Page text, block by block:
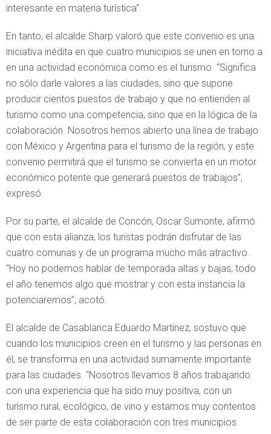
interesante en materia turística”.
En tanto, el alcalde Sharp valoró que este convenio es una
iniciativa inédita en que cuatro municipios se unen en torno a
en una actividad económica como es el turismo. “Significa
no sólo darle valores a las ciudades, sino que supone
producir cientos puestos de trabajo y que no entienden al
turismo como una competencia, sino que en la lógica de la
colaboración. Nosotros hemos abierto una línea de trabajo
con México y Argentina para el turismo de la región, y este
convenio permitirá que el turismo se convierta en un motor
económico potente que generará puestos de trabajos”,
expresó.
Por su parte, el alcalde de Concón, Oscar Sumonte, afirmó
que con esta alianza, los turistas podrán disfrutar de las
cuatro comunas y de un programa mucho más atractivo.
“Hoy no podemos hablar de temporada altas y bajas, todo
el año tenemos algo que mostrar y con esta instancia la
potenciaremos”, acotó.
El alcalde de Casablanca Eduardo Martínez, sostuvo que
cuando los municipios creen en el turismo y las personas en
él, se transforma en una actividad sumamente importante
para las ciudades. “Nosotros llevamos 8 años trabajando
con una experiencia que ha sido muy positiva, con un
turismo rural, ecológico, de vino y estamos muy contentos
de ser parte de esta colaboración con tres municipios